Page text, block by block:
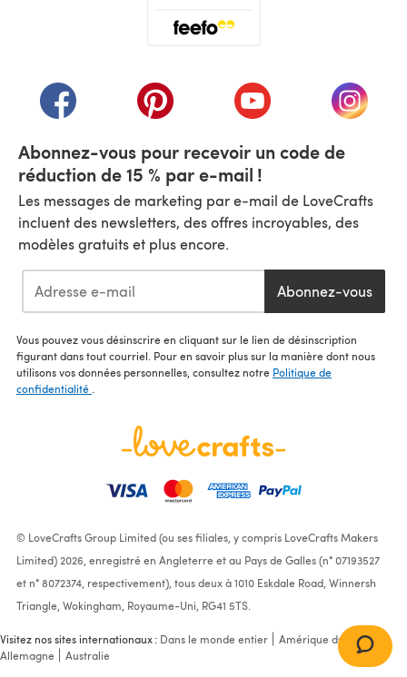
(s'ouvre dans un nouvel onglet)
(s'ouvre dans un nouvel onglet)
(s'ouvre dans un(s'ouvre
Abonnez-vous pour recevoir un code de
réduction de 15 % par e-mail !
Les messages de marketing par e-mail de LoveCrafts
incluent des newsletters, des offres incroyables, des
modèles gratuits et plus encore.
Abonnez-vous
Vous pouvez vous désinscrire en cliquant sur le lien de désinscription
figurant dans tout courriel. Pour en savoir plus sur la manière dont nous
utilisons vos données personnelles, consultez notre Politique de
confidentialité
© LoveCrafts Group Limited (ou ses filiales, y compris LoveCrafts Makers
Limited) 2026, enregistré en Angleterre et au Pays de Galles (n° 07193527
et n° 8072374, respectivement), tous deux à 1010 Eskdale Road, Winnersh
Triangle, Wokingham, Royaume-Uni, RG41 5TS.
Visitez nos sites internationaux : Dans le monde entier
Amérique du Nord
Allemagne
Australie